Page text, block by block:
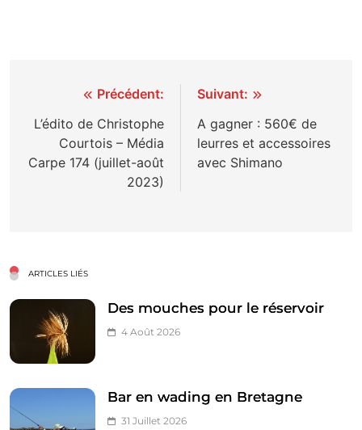
Navigation
de
l’article
Précédent:
L’édito de Christophe
Courtois – Média
Carpe 174 (juillet-août
2023)
Suivant:
A gagner : 560€ de
leurres et accessoires
avec Shimano
ARTICLES LIÉS
Des mouches pour le réservoir
4 Août 2026
Bar en wading en Bretagne
31 Juillet 2026